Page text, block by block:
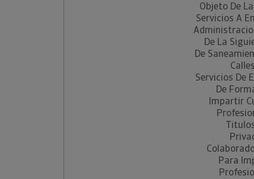
Objeto De
Servicios A
De La
De
Servicios De
De
Impartir
Para